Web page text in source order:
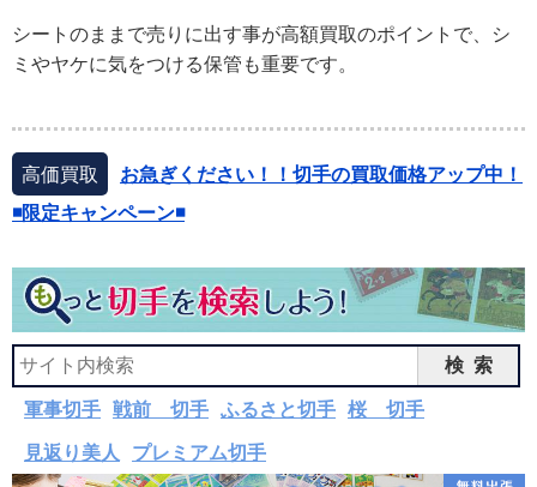
シートのままで売りに出す事が高額買取のポイントで、シ
ミやヤケに気をつける保管も重要です。
高価買取
お急ぎください！！切手の買取価格アップ中！
◾️限定キャンペーン◾️
検索
軍事切手 戦前 切手 ふるさと切手 桜 切手
見返り美人
プレミアム切手